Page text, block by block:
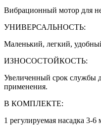
Вибрационный мотор для
УНИВЕРСАЛЬНОСТЬ:
Маленький, легкий,
ИЗНОСОСТОЙКОСТЬ:
Увеличенный срок службы
применения.
В КОМПЛЕКТЕ:
1 регулируемая насадка 3-